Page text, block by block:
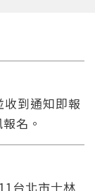
到通知即報
名。
台北市士林